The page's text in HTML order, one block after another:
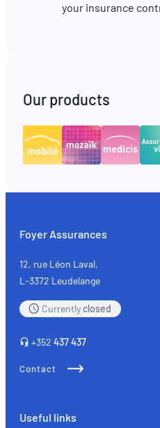
your insurance
Our products
Foyer Assurances
12, rue Léon Laval,
L-3372 Leudelange
Currentlyclosed
+352 437 437
Contact
Useful links